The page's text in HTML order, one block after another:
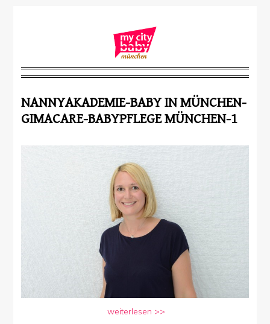
NANNYAKADEMIE-BABY IN MÜNCHEN-
GIMACARE-BABYPFLEGE MÜNCHEN-1
weiterlesen >>